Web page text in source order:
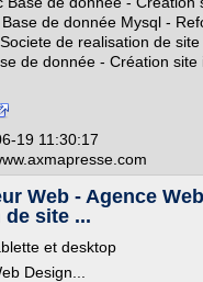
de donnée Mysql -
de realisation de
de donnée - Création site
19 11:30:17
Web - Agence
de site ...
et desktop
Design...